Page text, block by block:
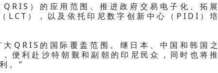
）的应用范围、推进政府交易电子化、拓展
LCT），以及依托印尼数字创新中心（PIDI）培
QRIS的国际覆盖范围。继日本、中国和韩国之
便利赴沙特朝觐和副朝的印尼民众，同时也将推
。”